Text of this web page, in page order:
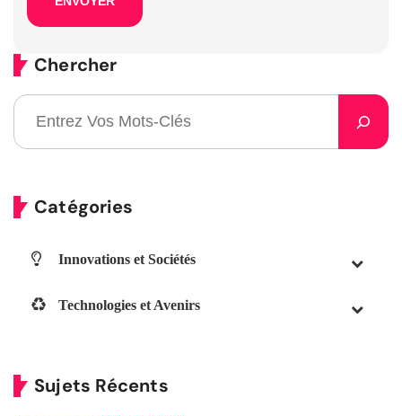
Chercher
Catégories
Innovations et Sociétés
Technologies et Avenirs
Sujets Récents